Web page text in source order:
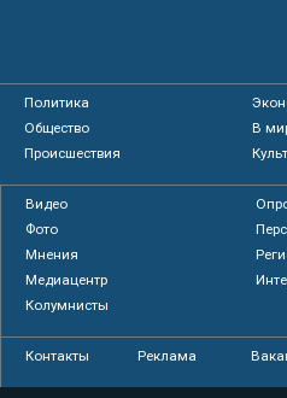
Политика
Общество
В
Происшествия
Видео
Фото
Мнения
Медиацентр
Колумнисты
Контакты Реклама